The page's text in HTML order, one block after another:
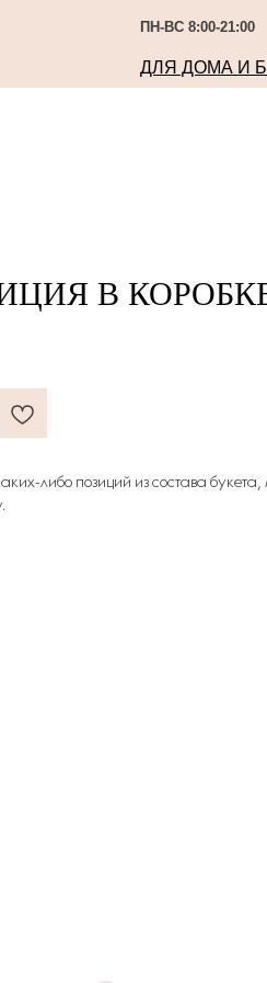
ПН-ВС 8:00-21:00
ДЛЯ ДОМА И
В
либо позиций из состава